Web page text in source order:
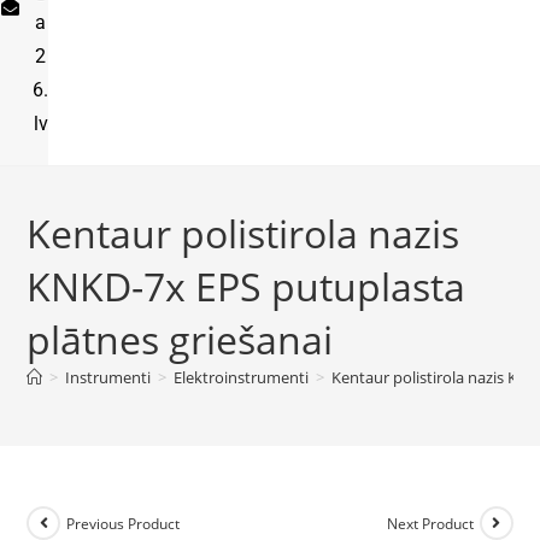
a
2
6.
lv
Kentaur polistirola nazis
KNKD-7x EPS putuplasta
plātnes griešanai
> Instrumenti > Elektroinstrumenti > Kentaur polistirola nazis
Previous Product Next Product